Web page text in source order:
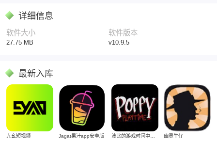
详细信息
软件大小
27.75 MB
软件版本
v10.9.5
最新入库
九幺短视频 Jagat果汁app安卓版 波比的游戏时间中文版 幽灵牛仔